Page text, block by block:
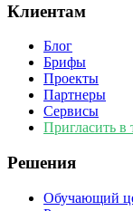
Клиентам
Блог
Брифы
Проекты
Партнеры
Сервисы
Пригласить в
Решения
Обучающий